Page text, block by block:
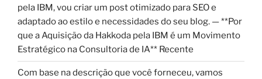
pela IBM, vou criar um post otimizado para SEO e
adaptado ao estilo e necessidades do seu blog. — **Por
que a Aquisição da Hakkoda pela IBM é um Movimento
Estratégico na Consultoria de IA** Recente
Com base na descrição que você forneceu, vamos